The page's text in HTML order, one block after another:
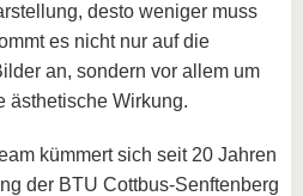
desto weniger muss
es nicht nur auf die
an, sondern vor allem um
ästhetische Wirkung.
kümmert sich seit 20 Jahren
der BTU Cottbus-Senftenberg